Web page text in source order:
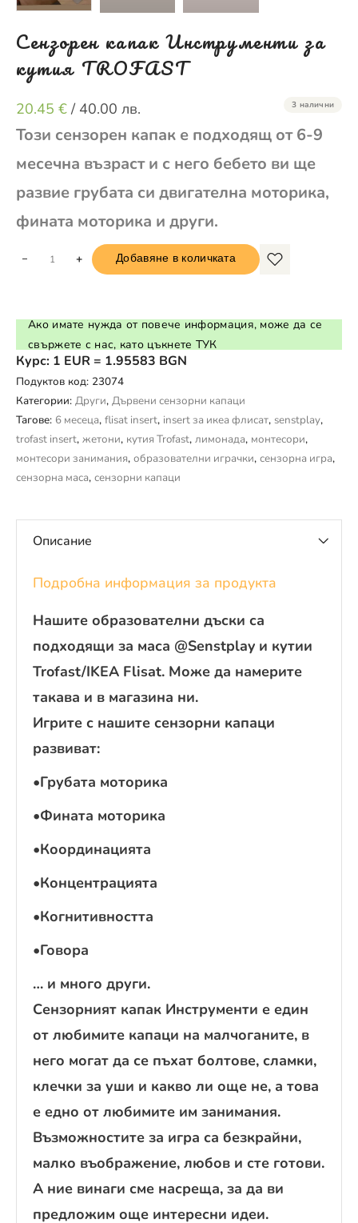
Сензорен капак Инструменти за
кутия TROFAST
20.45 € / 40.00 лв. 3 налични
Този сензорен капак е подходящ от 6-9
месечна възраст и с него бебето ви ще
развие грубата си двигателна моторика,
фината моторика и други.
+ Добавяне в количката
Ако имате нужда от повече информация, може да се
свържете с нас, като цъкнете ТУК
Курс: 1 EUR = 1.95583 BGN
Подуктов код: 23074
Категории: Други, Дървени сензорни капаци
Тагове: 6 месеца, flisat insert, insert за икеа флисат, senstplay,
trofast insert, жетони, кутия Trofast, лимонада, монтесори,
монтесори занимания, образователни играчки, сензорна игра,
сензорна маса, сензорни капаци
Описание
Подробна информация за продукта
Нашите образователни дъски са
подходящи за маса @Senstplay и кутии
Trofast/IKEA Flisat. Може да намерите
такава и в магазина ни.
Игрите с нашите сензорни капаци
развиват:
•Грубата моторика
•Фината моторика
•Координацията
•Концентрацията
•Когнитивността
•Говора
… и много други.
Сензорният капак Инструменти е един
от любимите капаци на малчоганите, в
него могат да се пъхат болтове, сламки,
клечки за уши и какво ли още не, а това
е едно от любимите им занимания.
Възможностите за игра са безкрайни,
малко въображение, любов и сте готови.
А ние винаги сме насреща, за да ви
предложим още интересни идеи.